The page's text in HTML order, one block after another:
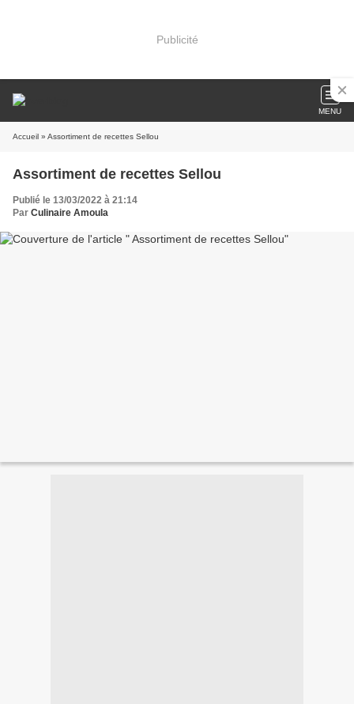
Publicité
MENU
Accueil » Assortiment de recettes Sellou
Assortiment de recettes Sellou
Publié le 13/03/2022 à 21:14
Par Culinaire Amoula